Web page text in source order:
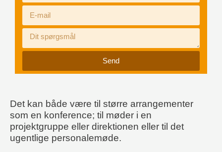
Send
Det kan både være til større arrangementer
som en konference; til møder i en
projektgruppe eller direktionen eller til det
ugentlige personalemøde.